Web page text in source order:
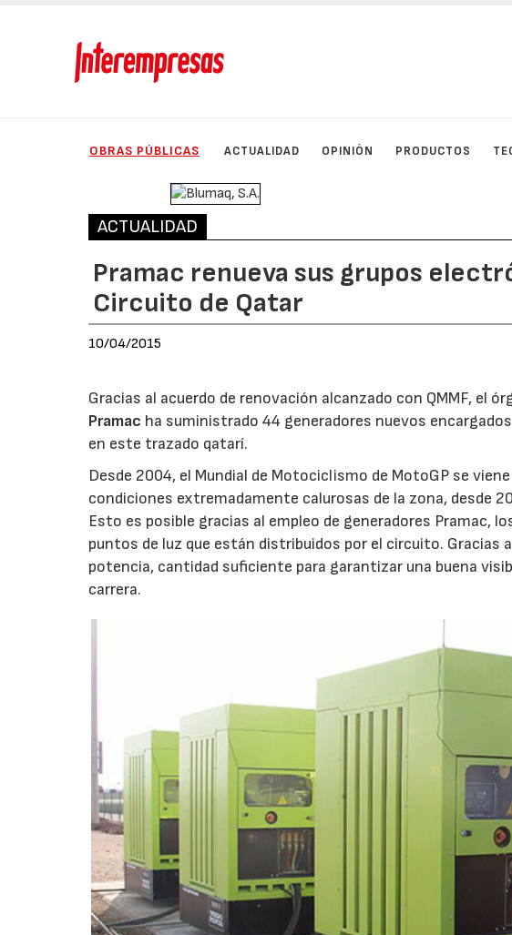
OBRAS PÚBLICAS ACTUALIDAD OPINIÓN PRODUCTOS
ACTUALIDAD
Pramac renueva sus grupos
Circuito de Qatar
10/04/2015
Gracias al acuerdo de renovación alcanzado con QMMF, el
Pramac ha suministrado 44 generadores nuevos
en este trazado qatarí.
Desde 2004, el Mundial de Motociclismo de MotoGP se
condiciones extremadamente calurosas de la zona, desde
Esto es posible gracias al empleo de generadores Pramac,
puntos de luz que están distribuidos por el circuito. Gracias
potencia, cantidad suficiente para garantizar una buena
carrera.